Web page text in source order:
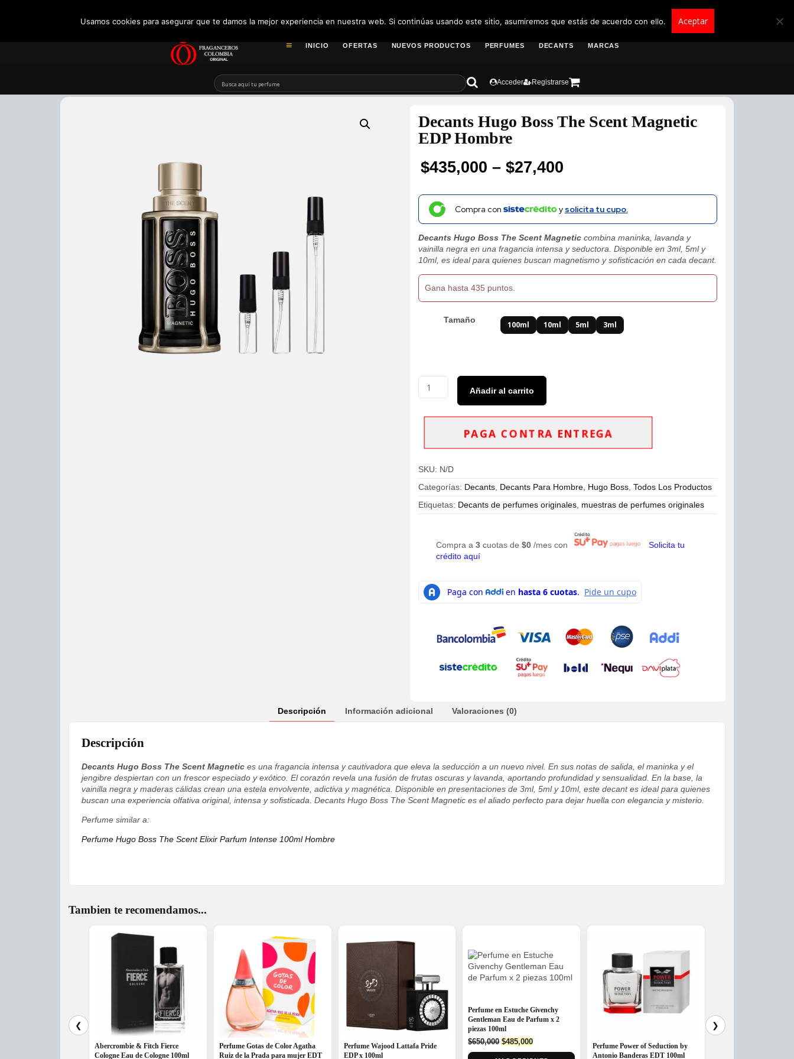
to
INICIO OFERTAS NUEVOS PRODUCTOS PERFUMES DECANTS MARCAS
Acceder Registrarse
Decants Hugo Boss The Scent Magnetic
EDP Hombre
$27,400
–
$435,000
Price
range:
$27,400
through
$435,000
Compra con y solicita tu cupo.
Decants Hugo Boss The Scent Magnetic combina maninka, lavanda y
vainilla negra en una fragancia intensa y seductora. Disponible en 3ml, 5ml y
10ml, es ideal para quienes buscan magnetismo y sofisticación en cada decant.
Gana hasta 435 puntos.
Tamaño 100ml 10ml 5ml 3ml
Hugo
The
EDP
cantidad
Añadir al carrito
PAGA CONTRA ENTREGA
SKU: N/D
Categorías: Decants Decants Para Hombre Hugo Boss ,Todos Los Productos
Etiquetas: Decants de perfumes originales muestras de perfumes originales
Compra a3 cuotas de$0 /mes con
Solicita tu
crédito aquí
Descripción Información adicional Valoraciones (0)
Descripción
Decants Hugo Boss The Scent Magnetic es una fragancia intensa y cautivadora que eleva la seducción a un nuevo nivel. En sus notas de salida, el maninka y el
jengibre despiertan con un frescor especiado y exótico. El corazón revela una fusión de frutas oscuras y lavanda, aportando profundidad y sensualidad. En la base, la
vainilla negra y maderas cálidas crean una estela envolvente, adictiva y magnética. Disponible en presentaciones de 3ml, 5ml y 10ml, este decant es ideal para quienes
buscan una experiencia olfativa original, intensa y sofisticada. Decants Hugo Boss The Scent Magnetic es el aliado perfecto para dejar huella con elegancia y misterio.
Perfume similar a:
Perfume Hugo Boss The Scent Elixir Parfum Intense 100ml Hombre
Tambien te recomendamos...
❮
Abercrombie & Fitch Fierce
Cologne Eau de Cologne 100ml
Perfume Gotas de Color Agatha
Ruiz de la Prada para mujer EDT
Perfume Wajood Lattafa Pride
EDP x 100ml
Perfume en Estuche Givenchy
Gentleman Eau de Parfum x 2
piezas 100ml
$650,000 Original
price
$485,000Current
price
Perfume Power of Seduction by
Antonio Banderas EDT 100ml
❯
Usamos cookies para asegurar que te damos la mejor experiencia en nuestra web. Si continúas usando este sitio, asumiremos que estás de acuerdo con ello. Aceptar